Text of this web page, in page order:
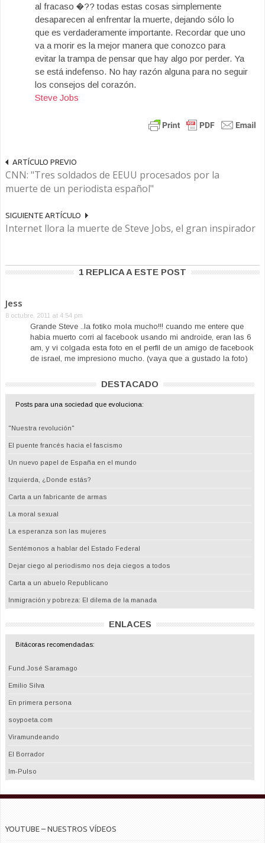
al fracaso �?? todas estas cosas simplemente
desaparecen al enfrentar la muerte, dejando sólo lo
que es verdaderamente importante. Recordar que uno
va a morir es la mejor manera que conozco para
evitar la trampa de pensar que hay algo por perder. Ya
se está indefenso. No hay razón alguna para no seguir
los consejos del corazón.
Steve Jobs
ARTÍCULO PREVIO
CNN: "Tres soldados de EEUU procesados por la
muerte de un periodista español"
SIGUIENTE ARTÍCULO
Internet llora la muerte de Steve Jobs, el gran inspirador
1 REPLICA A ESTE POST
Jess
8 octubre, 2011 at 4:54 pm
Grande Steve ..la fotiko mola mucho!!! cuando me entere que
habia muerto corri al facebook usando mi androide, eran las 6
am, y vi colgada esta foto en el perfil de un amigo de facebook
de israel, me impresiono mucho. (vaya que a gustado la foto)
DESTACADO
Posts para una sociedad que evoluciona:
"Nuestra revolución"
El puente francés hacia el fascismo
Un nuevo papel de España en el mundo
Izquierda, ¿Donde estás?
Carta a un fabricante de armas
La moral sexual
La esperanza son las mujeres
Sentémonos a hablar del Estado Federal
Dejar ciego al periodismo nos deja ciegos a todos
Carta a un abuelo Republicano
Inmigración y pobreza: El dilema de la manada
ENLACES
Bitácoras recomendadas:
Fund.José Saramago
Emilio Silva
En primera persona
soypoeta.com
Viramundeando
El Borrador
Im-Pulso
YOUTUBE – NUESTROS VÍDEOS